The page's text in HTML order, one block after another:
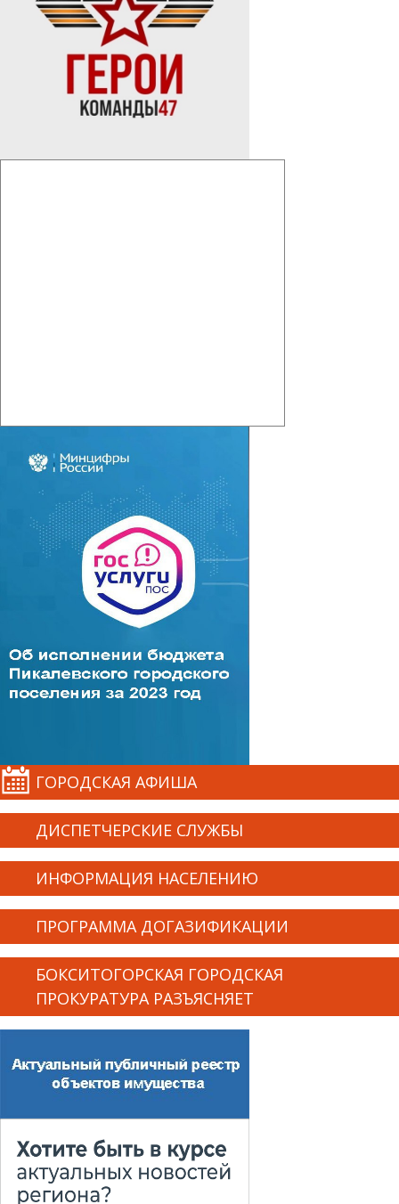
ГОРОДСКАЯ АФИША
ДИСПЕТЧЕРСКИЕ СЛУЖБЫ
ИНФОРМАЦИЯ НАСЕЛЕНИЮ
ПРОГРАММА ДОГАЗИФИКАЦИИ
БОКСИТОГОРСКАЯ ГОРОДСКАЯ
ПРОКУРАТУРА РАЗЪЯСНЯЕТ